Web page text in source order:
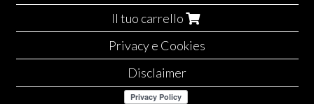
Il tuo carrello
Privacy e Cookies
Disclaimer